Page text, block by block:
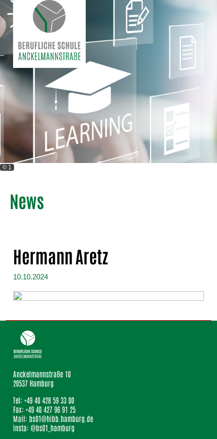
© 1
News
Hermann Aretz
10.10.2024
Anckelmannstraße 10
20537 Hamburg
Tel: +49 40 428 59 33 00
Fax: +49 40 427 96 91 25
Mail: bs01@hibb.hamburg.de
Insta: @bs01_hamburg